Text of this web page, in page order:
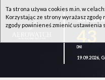
1KS ŚLĘZA
19.09.2026,
Ta strona używa cookies m.in. w
Korzystając ze strony wyrażasz
zgody powinieneś zmienić ustawienia